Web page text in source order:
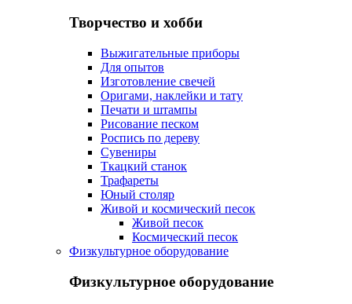
Творчество и хобби
Выжигательные приборы
Для опытов
Изготовление свечей
Оригами, наклейки и тату
Печати и штампы
Рисование песком
Роспись по дереву
Сувениры
Ткацкий станок
Трафареты
Юный столяр
Живой и космический песок
Живой песок
Космический песок
Физкультурное оборудование
Физкультурное оборудование